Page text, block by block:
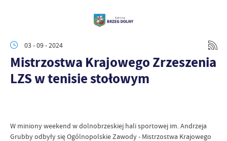
03 - 09 - 2024
Mistrzostwa Krajowego Zrzeszenia
LZS w tenisie stołowym
W miniony weekend w dolnobrzeskiej hali sportowej im. Andrzeja
Grubby odbyły się Ogólnopolskie Zawody - Mistrzostwa Krajowego